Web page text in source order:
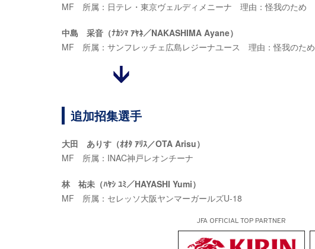
MF 所属：日テレ・東京ヴェルディメニーナ 理由：怪我のため
中島 采音（ﾅｶｼﾏ ｱﾔﾈ／NAKASHIMA Ayane）
MF 所属：サンフレッチェ広島レジーナユース 理由：怪我のため
追加招集選手
大田 ありす（ｵｵﾀ ｱﾘｽ／OTA Arisu）
MF 所属：INAC神戸レオンチーナ
林 祐未（ﾊﾔｼ ﾕﾐ／HAYASHI Yumi）
MF 所属：セレッソ大阪ヤンマーガールズU-18
JFA OFFICIALTOP PARTNER